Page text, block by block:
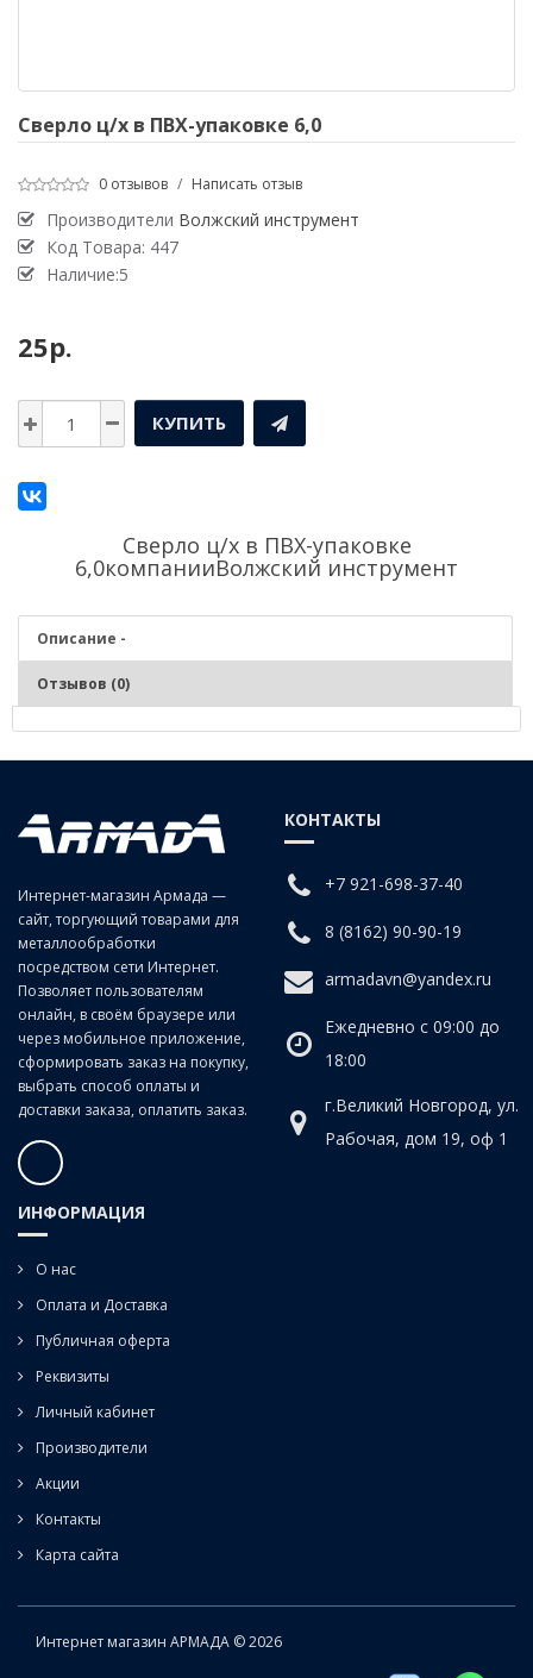
Сверло ц/х в ПВХ-упаковке 6,0
0 отзывов / Написать отзыв
Производители Волжский инструмент
Код Товара: 447
Наличие:5
25р.
КУПИТЬ
Сверло ц/х в ПВХ-упаковке
6,0компанииВолжский инструмент
Описание -
Отзывов (0)
СТАЛЬ Р6М5
Интернет-магазин Армада —
сайт, торгующий товарами для
металлообработки
посредством сети Интернет.
Позволяет пользователям
онлайн, в своём браузере или
через мобильное приложение,
сформировать заказ на покупку,
выбрать способ оплаты и
доставки заказа, оплатить заказ.
КОНТАКТЫ
+7 921-698-37-40
8 (8162) 90-90-19
armadavn@yandex.ru
Ежедневно с 09:00 до
18:00
г.Великий Новгород, ул.
Рабочая, дом 19, оф 1
ИНФОРМАЦИЯ
О нас
Оплата и Доставка
Публичная оферта
Реквизиты
Личный кабинет
Производители
Акции
Контакты
Карта сайта
Интернет магазин АРМАДА © 2026